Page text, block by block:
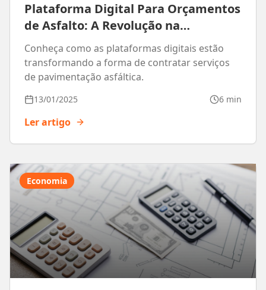
Plataforma Digital Para Orçamentos
de Asfalto: A Revolução na
Pavimentação
Conheça como as plataformas digitais estão
transformando a forma de contratar serviços
de pavimentação asfáltica.
13/01/2025 6 min
Ler artigo
Economia